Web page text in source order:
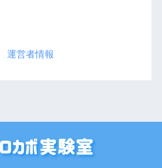
運営者情報